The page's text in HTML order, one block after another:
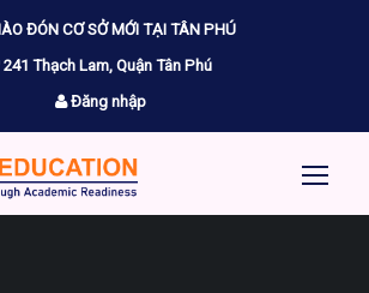
ĐÓN CƠ SỞ MỚI TẠI TÂN PHÚ
241 Thạch Lam, Quận Tân Phú
Đăng nhập